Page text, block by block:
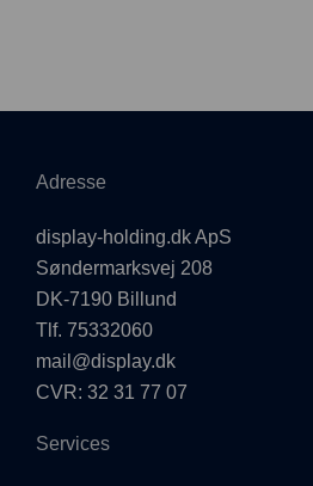
Adresse
display-holding.dk ApS
Søndermarksvej 208
DK-7190 Billund
Tlf. 75332060
mail@display.dk
CVR: 32 31 77 07
Services